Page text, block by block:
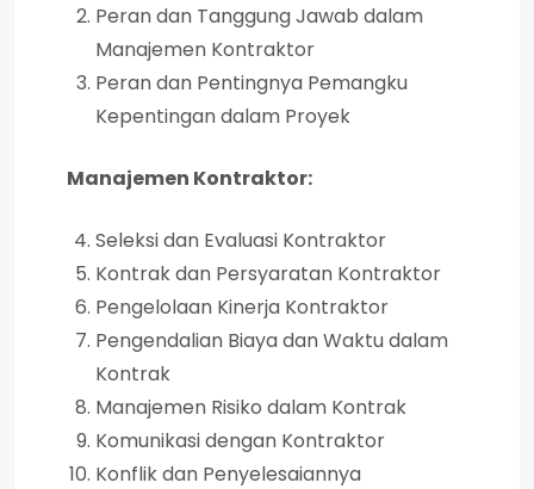
Peran dan Tanggung Jawab dalam
Manajemen Kontraktor
Peran dan Pentingnya Pemangku
Kepentingan dalam Proyek
Manajemen Kontraktor:
Seleksi dan Evaluasi Kontraktor
Kontrak dan Persyaratan Kontraktor
Pengelolaan Kinerja Kontraktor
Pengendalian Biaya dan Waktu dalam
Kontrak
Manajemen Risiko dalam Kontrak
Komunikasi dengan Kontraktor
Konflik dan Penyelesaiannya